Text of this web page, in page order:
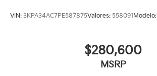
VIN: 3KPA34AC7PE587875Valores: 558091Modelo:
$280,600
MSRP